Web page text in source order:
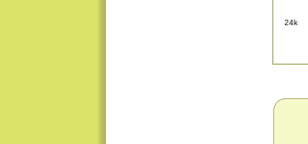
24k